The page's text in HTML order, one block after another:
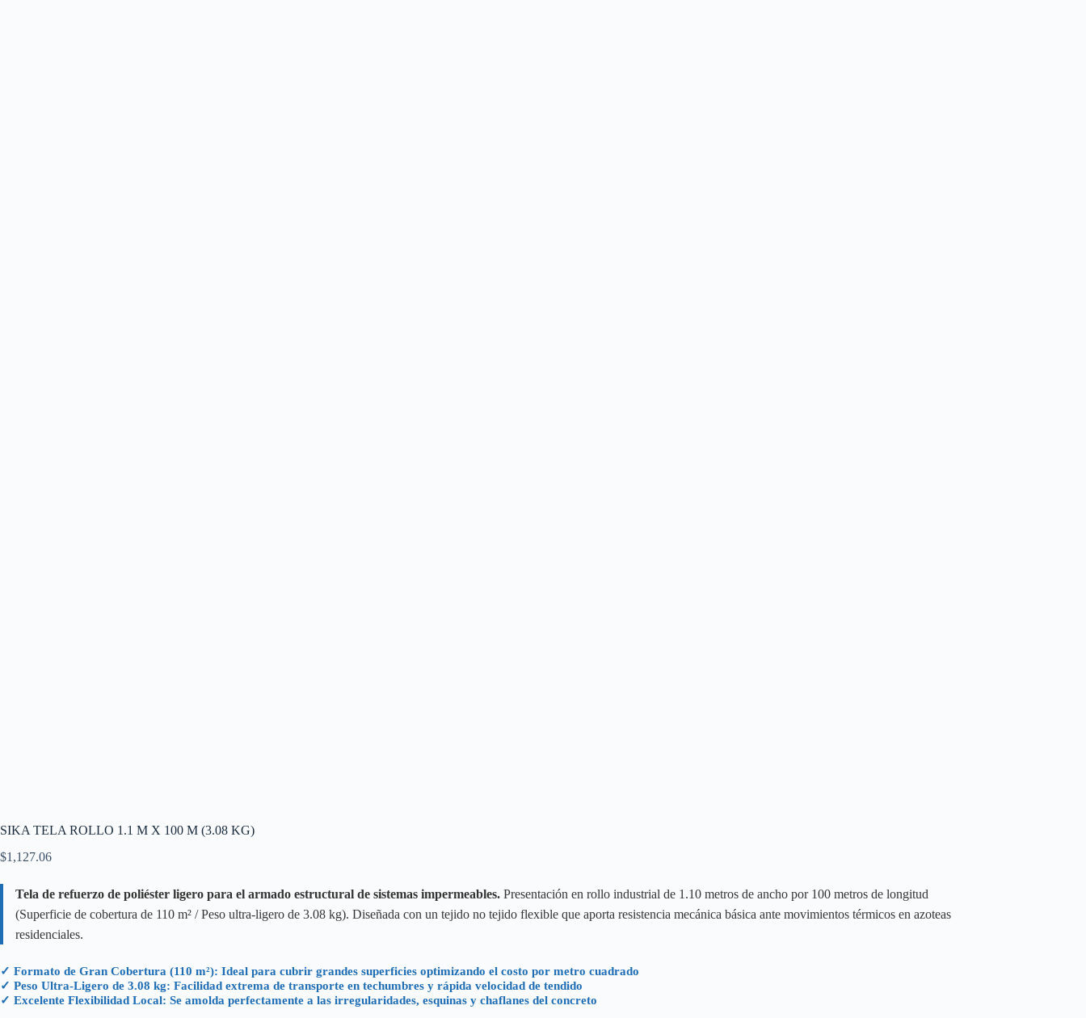
SIKA TELA ROLLO 1.1 M X 100 M (3.08 KG)
$1,127.06
Tela de refuerzo de poliéster ligero para el armado estructural de sistemas impermeables. Presentación en rollo industrial de 1.10 metros de ancho por 100 metros de longitud
(Superficie de cobertura de 110 m² / Peso ultra-ligero de 3.08 kg). Diseñada con un tejido no tejido flexible que aporta resistencia mecánica básica ante movimientos térmicos en azoteas
residenciales.
✓ Formato de Gran Cobertura (110 m²): Ideal para cubrir grandes superficies optimizando el costo por metro cuadrado
✓ Peso Ultra-Ligero de 3.08 kg: Facilidad extrema de transporte en techumbres y rápida velocidad de tendido
✓ Excelente Flexibilidad Local: Se amolda perfectamente a las irregularidades, esquinas y chaflanes del concreto